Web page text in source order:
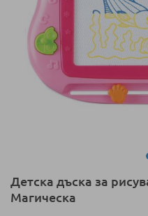
Преминете
към
Детска дъска за
Магическа